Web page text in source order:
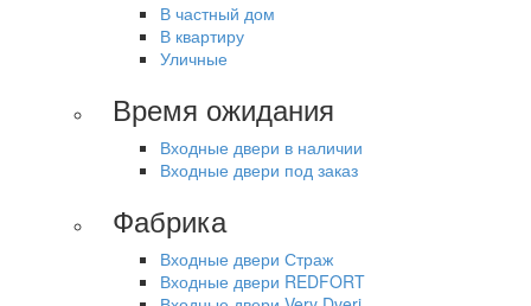
В частный дом
В квартиру
Уличные
Время ожидания
Входные двери в наличии
Входные двери под заказ
Фабрика
Входные двери Страж
Входные двери REDFORT